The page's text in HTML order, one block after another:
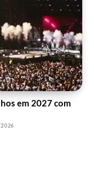
em 2027 com